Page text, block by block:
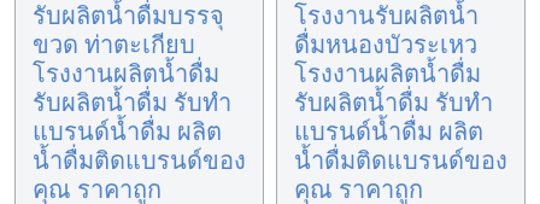
รับผลิตน้ำดื่มบรรจุ
ขวด ท่าตะเกียบ
โรงงานผลิตน้ำดื่ม
รับผลิตน้ำดื่ม รับทำ
แบรนด์น้ำดื่ม ผลิต
น้ำดื่มติดแบรนด์ของ
คุณ ราคาถูก
โรงงานรับผลิตน้ำ
ดื่มหนองบัวระเหว
โรงงานผลิตน้ำดื่ม
รับผลิตน้ำดื่ม รับทำ
แบรนด์น้ำดื่ม ผลิต
น้ำดื่มติดแบรนด์ของ
คุณ ราคาถูก